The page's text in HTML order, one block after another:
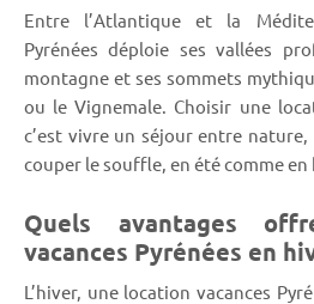
Entre l’Atlantique et la
Pyrénées déploie ses vallées
montagne et ses sommets
ou le Vignemale. Choisir une
c’est vivre un séjour entre
couper le souffle, en été comme en
Quels avantages
vacances Pyrénées en
L’hiver, une location vacances